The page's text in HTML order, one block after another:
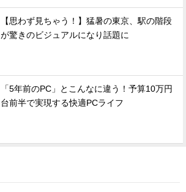
【思わず見ちゃう！】猛暑の東京、駅の階段
が驚きのビジュアルになり話題に
「5年前のPC」とこんなに違う！予算10万円
台前半で実現する快適PCライフ